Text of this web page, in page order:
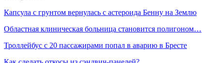
Капсула с грунтом вернулась с астероида Бенну на Землю
Областная клиническая больница становится полигоном…
Троллейбус с 20 пассажирами попал в аварию в Бресте